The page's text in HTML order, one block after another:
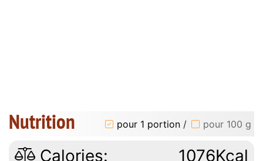
Nutrition pour 1 portion / pour 100 g
Calories: 1076Kcal